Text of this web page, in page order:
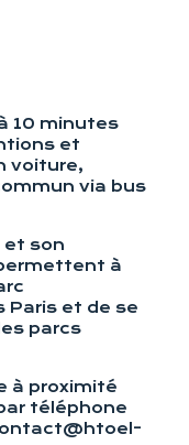
10 minutes
et
voiture,
via bus
et son
à
Paris et de se
parcs
à proximité
téléphone